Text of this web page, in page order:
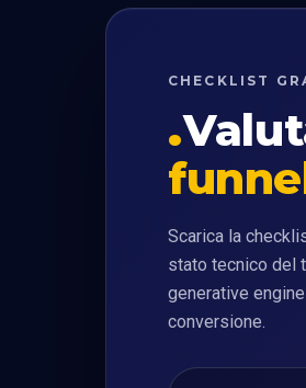
CHECKLIST
Scarica la
stato tecnico del
generative
conversione.
Sito web
Email